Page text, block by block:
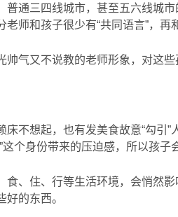
普通三四线城市，甚至五六线城
师和孩子很少有“共同语言”，再
帅气又不说教的老师形象，对这
床不想起，也有发美食故意“勾引
这个身份带来的压迫感，所以孩
食、住、行等生活环境，会悄然
的东西。